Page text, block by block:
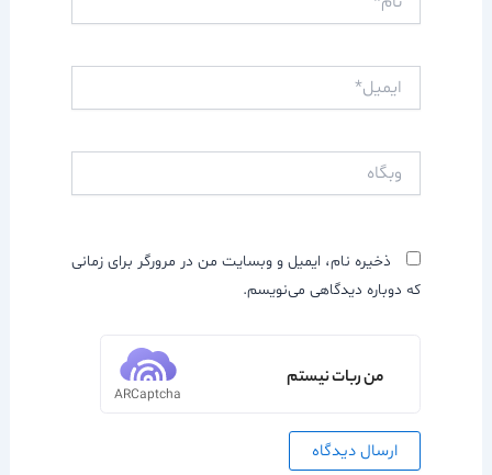
ذخیره نام، ایمیل و وبسایت من در مرورگر برای زمانی
که دوباره دیدگاهی می‌نویسم.
من ربات نیستم
ARCaptcha